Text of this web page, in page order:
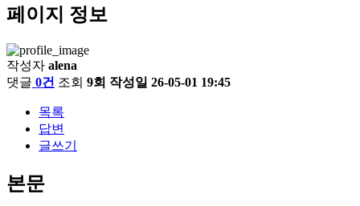
페이지 정보
작성자 alena
댓글 0건 조회 9회 작성일 26-05-01 19:45
목록
답변
글쓰기
본문